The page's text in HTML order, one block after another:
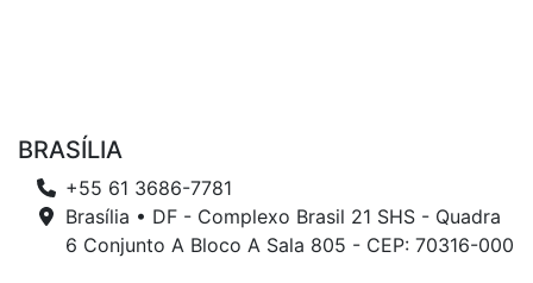
BRASÍLIA
+55 61 3686-7781
Brasília • DF - Complexo Brasil 21 SHS - Quadra
6 Conjunto A Bloco A Sala 805 - CEP: 70316-000